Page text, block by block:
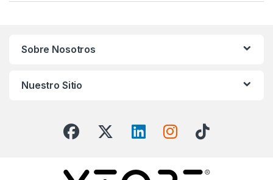
Sobre Nosotros
Nuestro Sitio